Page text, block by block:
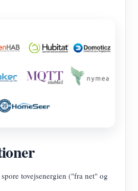
tovejsenergien ("fra net" og